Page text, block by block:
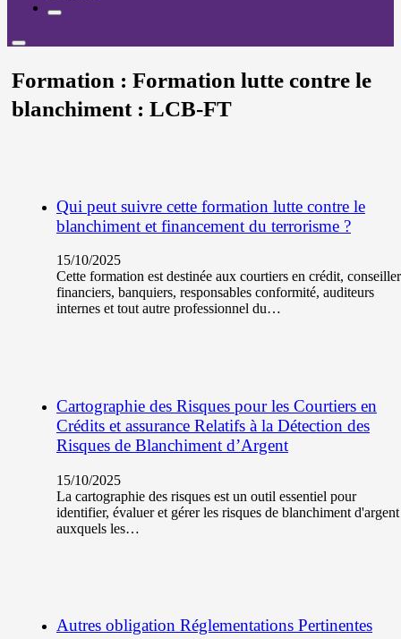
Formation :Formation lutte contre le
blanchiment : LCB-FT
Qui peut suivre cette formation lutte contre le
blanchiment et financement du terrorisme ?
15/10/2025
Cette formation est destinée aux courtiers en crédit,
financiers, banquiers, responsables conformité, auditeurs
internes et tout autre professionnel du…
Cartographie des Risques pour les Courtiers en
Crédits et assurance Relatifs à la Détection des
Risques de Blanchiment d’Argent
15/10/2025
La cartographie des risques est un outil essentiel pour
identifier, évaluer et gérer les risques de blanchiment d'argent
auxquels les…
Autres obligation Réglementations Pertinentes